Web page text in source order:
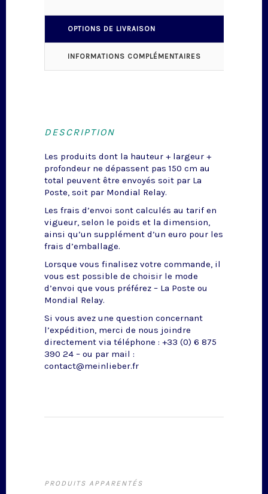
OPTIONS DE LIVRAISON
INFORMATIONS COMPLÉMENTAIRES
DESCRIPTION
Les produits dont la hauteur + largeur +
profondeur ne dépassent pas 150 cm au
total peuvent être envoyés soit par La
Poste, soit par Mondial Relay.
Les frais d’envoi sont calculés au tarif en
vigueur, selon le poids et la dimension,
ainsi qu’un supplément d’un euro pour les
frais d’emballage.
Lorsque vous finalisez votre commande, il
vous est possible de choisir le mode
d’envoi que vous préférez – La Poste ou
Mondial Relay.
Si vous avez une question concernant
l’expédition, merci de nous joindre
directement via téléphone : +33 (0) 6 875
390 24 – ou par mail :
contact@meinlieber.fr
PRODUITS APPARENTÉS